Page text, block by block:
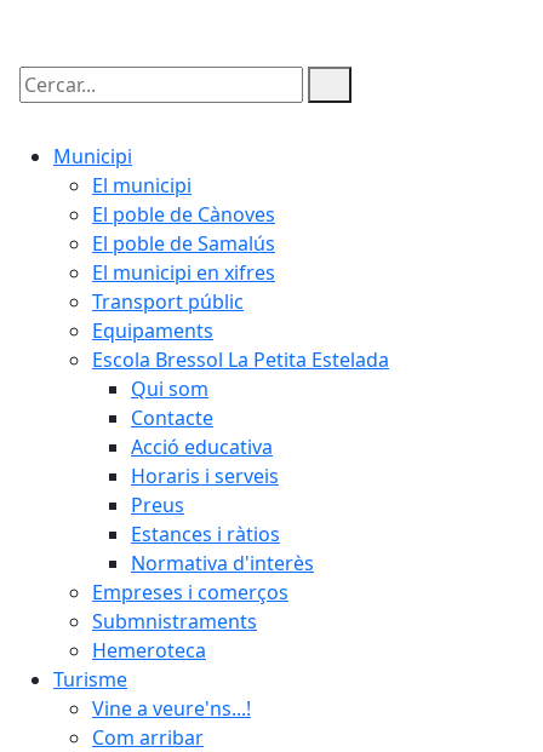
Cercar:
Municipi
El municipi
El poble de Cànoves
El poble de Samalús
El municipi en xifres
Transport públic
Equipaments
Escola Bressol La Petita Estelada
Qui som
Contacte
Acció educativa
Horaris i serveis
Preus
Estances i ràtios
Normativa d'interès
Empreses i comerços
Submnistraments
Hemeroteca
Turisme
Vine a veure'ns...!
Com arribar